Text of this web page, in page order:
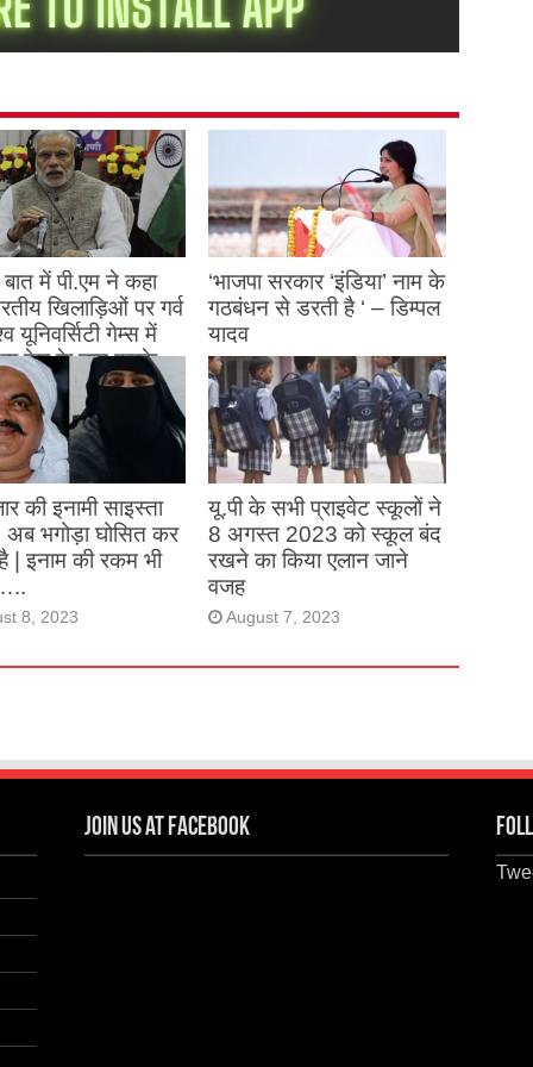
में पी.एम ने कहा
खिलाड़िओं पर गर्व
यूनिवर्सिटी गेम्स में
देश के नाम करके
का नाम रोशन किया
27, 2023
‘भाजपा सरकार ‘इंडिया’ नाम के
गठबंधन से डरती है ‘ – डिम्पल
यादव
August 26, 2023
की इनामी साइस्ता
अब भगोड़ा घोसित कर
| इनाम की रकम भी
8, 2023
यू.पी के सभी प्राइवेट स्कूलों ने
8 अगस्त 2023 को स्कूल बंद
रखने का किया एलान जाने
वजह
August 7, 2023
Join us at Facebook